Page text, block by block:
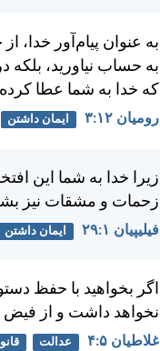
به عنوان پيام‌آور خدا،
به حساب نياوريد، بلكه
كه خدا به شما عطا
رومیان ۱۲:‏۳ ایمان داشتن
زيرا خدا به شما اين
زحمات و مشقات نيز
فيليپیان ۱:‏۲۹ ایمان داشتن
اگر بخواهيد با حفظ
نخواهد داشت و از فيض
غلاطيان ۵:‏۴ عدالت